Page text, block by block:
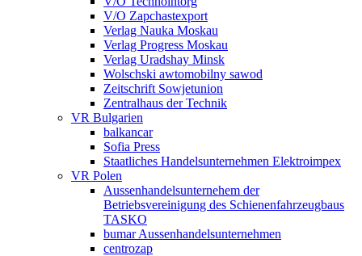
V/O Zapchastexport
Verlag Nauka Moskau
Verlag Progress Moskau
Verlag Uradshay Minsk
Wolschski awtomobilny sawod
Zeitschrift Sowjetunion
Zentralhaus der Technik
VR Bulgarien
balkancar
Sofia Press
Staatliches Handelsunternehmen Elektroimpex
VR Polen
Aussenhandelsunternehem der
Betriebsvereinigung des Schienenfahrzeugbaus
TASKO
bumar Aussenhandelsunternehmen
centrozap